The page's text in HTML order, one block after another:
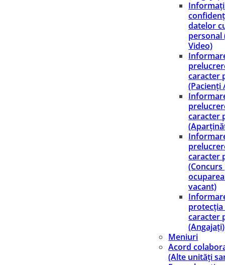
datelor
personal
Video)
caracter
caracter
caracter
vacant)
caracter
(Angajați)
Meniuri
Acord
(Alte unități